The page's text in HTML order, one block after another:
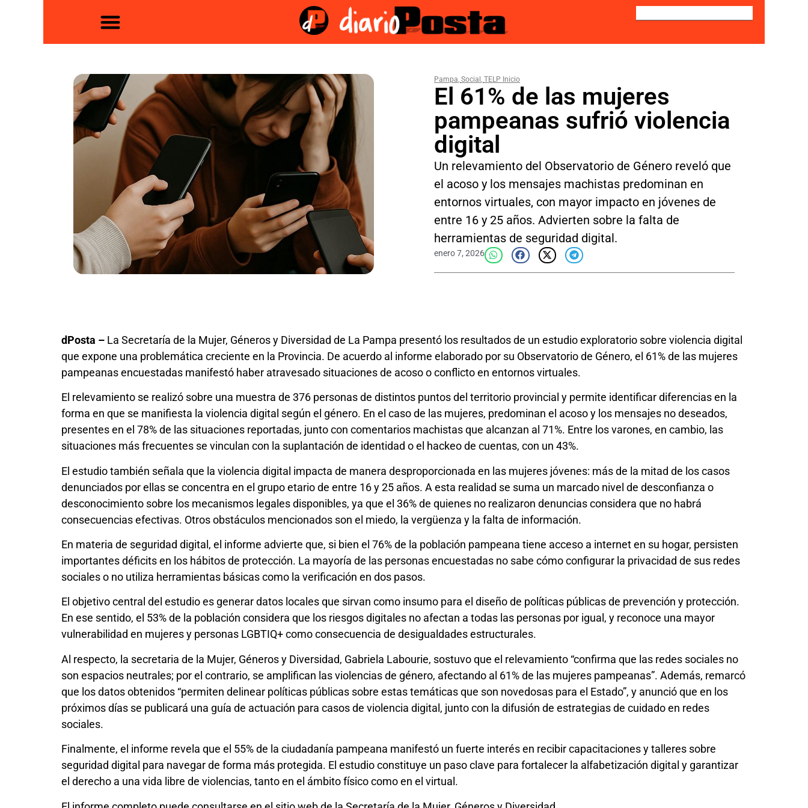
Pampa Social TELP Inicio
El 61% de las mujeres
pampeanas sufrió violencia
digital
Un relevamiento del Observatorio de Género reveló que
el acoso y los mensajes machistas predominan en
entornos virtuales, con mayor impacto en jóvenes de
entre 16 y 25 años. Advierten sobre la falta de
herramientas de seguridad digital.
enero 7, 2026
dPosta – La Secretaría de la Mujer, Géneros y Diversidad de La Pampa presentó los resultados de un estudio exploratorio sobre violencia digital
que expone una problemática creciente en la Provincia. De acuerdo al informe elaborado por su Observatorio de Género, el 61% de las mujeres
pampeanas encuestadas manifestó haber atravesado situaciones de acoso o conflicto en entornos virtuales.
El relevamiento se realizó sobre una muestra de 376 personas de distintos puntos del territorio provincial y permite identificar diferencias en la
forma en que se manifiesta la violencia digital según el género. En el caso de las mujeres, predominan el acoso y los mensajes no deseados,
presentes en el 78% de las situaciones reportadas, junto con comentarios machistas que alcanzan al 71%. Entre los varones, en cambio, las
situaciones más frecuentes se vinculan con la suplantación de identidad o el hackeo de cuentas, con un 43%.
El estudio también señala que la violencia digital impacta de manera desproporcionada en las mujeres jóvenes: más de la mitad de los casos
denunciados por ellas se concentra en el grupo etario de entre 16 y 25 años. A esta realidad se suma un marcado nivel de desconfianza o
desconocimiento sobre los mecanismos legales disponibles, ya que el 36% de quienes no realizaron denuncias considera que no habrá
consecuencias efectivas. Otros obstáculos mencionados son el miedo, la vergüenza y la falta de información.
En materia de seguridad digital, el informe advierte que, si bien el 76% de la población pampeana tiene acceso a internet en su hogar, persisten
importantes déficits en los hábitos de protección. La mayoría de las personas encuestadas no sabe cómo configurar la privacidad de sus redes
sociales o no utiliza herramientas básicas como la verificación en dos pasos.
El objetivo central del estudio es generar datos locales que sirvan como insumo para el diseño de políticas públicas de prevención y protección.
En ese sentido, el 53% de la población considera que los riesgos digitales no afectan a todas las personas por igual, y reconoce una mayor
vulnerabilidad en mujeres y personas LGBTIQ+ como consecuencia de desigualdades estructurales.
Al respecto, la secretaria de la Mujer, Géneros y Diversidad, Gabriela Labourie, sostuvo que el relevamiento “confirma que las redes sociales no
son espacios neutrales; por el contrario, se amplifican las violencias de género, afectando al 61% de las mujeres pampeanas”. Además, remarcó
que los datos obtenidos “permiten delinear políticas públicas sobre estas temáticas que son novedosas para el Estado”, y anunció que en los
próximos días se publicará una guía de actuación para casos de violencia digital, junto con la difusión de estrategias de cuidado en redes
sociales.
Finalmente, el informe revela que el 55% de la ciudadanía pampeana manifestó un fuerte interés en recibir capacitaciones y talleres sobre
seguridad digital para navegar de forma más protegida. El estudio constituye un paso clave para fortalecer la alfabetización digital y garantizar
el derecho a una vida libre de violencias, tanto en el ámbito físico como en el virtual.